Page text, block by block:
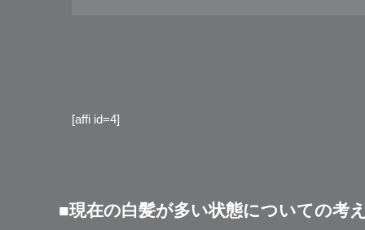
[affi id=4]
■現在の白髪が多い状態についての考